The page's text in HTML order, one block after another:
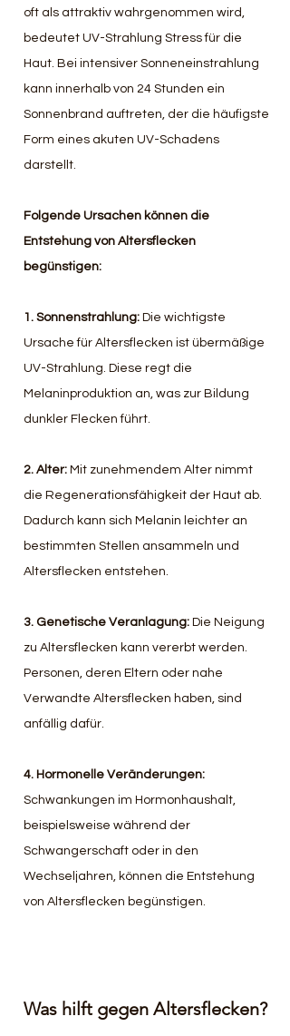
oft als attraktiv wahrgenommen wird,
bedeutet UV-Strahlung Stress für die
Haut. Bei intensiver Sonneneinstrahlung
kann innerhalb von 24 Stunden ein
Sonnenbrand auftreten, der die häufigste
Form eines akuten UV-Schadens
darstellt.
Folgende Ursachen können die
Entstehung von Altersflecken
begünstigen:
1. Sonnenstrahlung: Die wichtigste
Ursache für Altersflecken ist übermäßige
UV-Strahlung. Diese regt die
Melaninproduktion an, was zur Bildung
dunkler Flecken führt.
2. Alter: Mit zunehmendem Alter nimmt
die Regenerationsfähigkeit der Haut ab.
Dadurch kann sich Melanin leichter an
bestimmten Stellen ansammeln und
Altersflecken entstehen.
3. Genetische Veranlagung: Die Neigung
zu Altersflecken kann vererbt werden.
Personen, deren Eltern oder nahe
Verwandte Altersflecken haben, sind
anfällig dafür.
4. Hormonelle Veränderungen:
Schwankungen im Hormonhaushalt,
beispielsweise während der
Schwangerschaft oder in den
Wechseljahren, können die Entstehung
von Altersflecken begünstigen.
Was hilft gegen Altersflecken?